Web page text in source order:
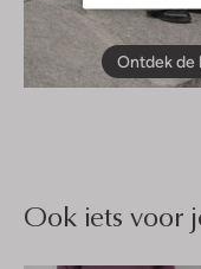
Ontdek de
Ook iets voor